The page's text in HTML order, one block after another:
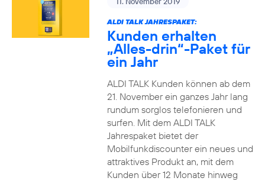
ALDI TALK JAHRESPAKET:
Kunden erhalten
„Alles-drin“-Paket für
ein Jahr
ALDI TALK Kunden können ab dem
21. November ein ganzes Jahr lang
rundum sorglos telefonieren und
surfen. Mit dem ALDI TALK
Jahrespaket bietet der
Mobilfunkdiscounter ein neues und
attraktives Produkt an, mit dem
Kunden über 12 Monate hinweg